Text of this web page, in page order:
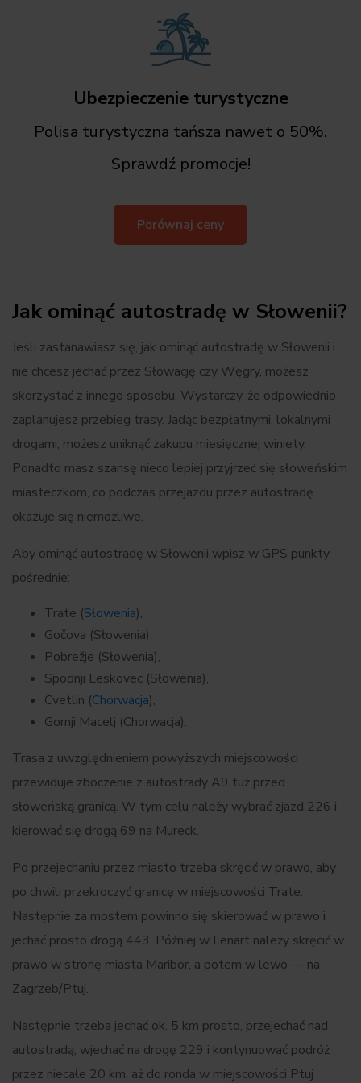
Ubezpieczenie turystyczne
Polisa turystyczna tańsza nawet o 50%.
Sprawdź promocje!
Porównaj ceny
Jak ominąć autostradę w Słowenii?
Jeśli zastanawiasz się, jak ominąć autostradę w Słowenii i
nie chcesz jechać przez Słowację czy Węgry, możesz
skorzystać z innego sposobu. Wystarczy, że odpowiednio
zaplanujesz przebieg trasy. Jadąc bezpłatnymi, lokalnymi
drogami, możesz uniknąć zakupu miesięcznej winiety.
Ponadto masz szansę nieco lepiej przyjrzeć się słoweńskim
miasteczkom, co podczas przejazdu przez autostradę
okazuje się niemożliwe.
Aby ominąć autostradę w Słowenii wpisz w GPS punkty
pośrednie:
Trate (Słowenia),
Gočova (Słowenia),
Pobrežje (Słowenia),
Spodnji Leskovec (Słowenia),
Cvetlin (Chorwacja),
Gornji Macelj (Chorwacja).
Trasa z uwzględnieniem powyższych miejscowości
przewiduje zboczenie z autostrady A9 tuż przed
słoweńską granicą. W tym celu należy wybrać zjazd 226 i
kierować się drogą 69 na Mureck.
Po przejechaniu przez miasto trzeba skręcić w prawo, aby
po chwili przekroczyć granicę w miejscowości Trate.
Następnie za mostem powinno się skierować w prawo i
jechać prosto drogą 443. Później w Lenart należy skręcić w
prawo w stronę miasta Maribor, a potem w lewo — na
Zagrzeb/Ptuj.
Następnie trzeba jechać ok. 5 km prosto, przejechać nad
autostradą, wjechać na drogę 229 i kontynuować podróż
przez niecałe 20 km, aż do ronda w miejscowości Ptuj